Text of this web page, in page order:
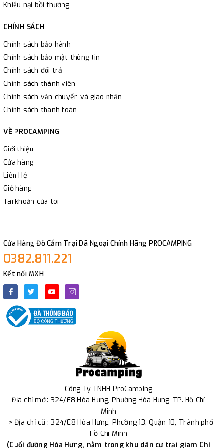
Khiếu nại bồi thường
CHÍNH SÁCH
Chính sách bảo hành
Chính sách bảo mật thông tin
Chính sách đổi trả
Chính sách thành viên
Chính sách vận chuyển và giao nhận
Chính sách thanh toán
VỀ PROCAMPING
Giới thiệu
Cửa hàng
Liên Hệ
Giỏ hàng
Tài khoản của tôi
Cửa Hàng Đồ Cắm Trại Dã Ngoại Chính Hãng PROCAMPING
0382.811.221
Kết nối MXH
Công Ty TNHH ProCamping
Địa chỉ mới: 324/E8 Hòa Hưng, Phường Hòa Hưng, TP. Hồ Chí
Minh
=> Địa chỉ cũ : 324/E8 Hòa Hưng, Phường 13, Quận 10, Thành phố
Hồ Chí Minh
(Cuối đường Hòa Hưng, nằm trong khu dân cư trại giam Chí